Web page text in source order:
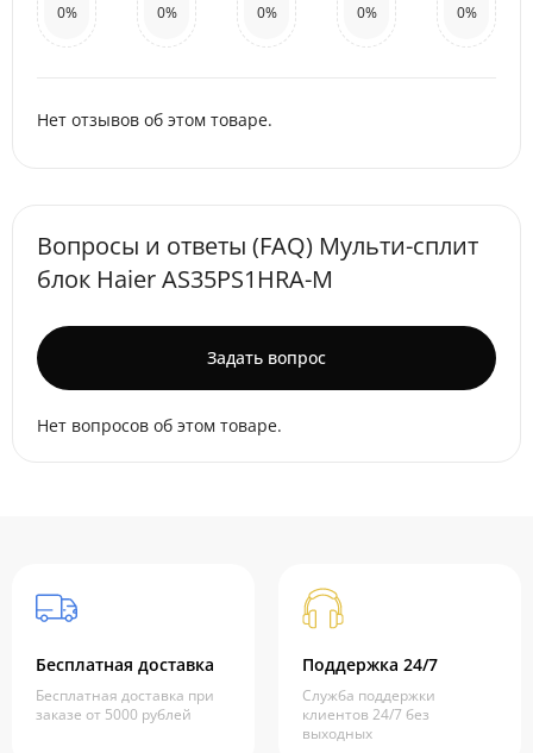
0% 0% 0% 0% 0%
Нет отзывов об этом товаре.
Вопросы и ответы (FAQ) Мульти-сплит
блок Haier AS35PS1HRA-M
Задать вопрос
Нет вопросов об этом товаре.
Бесплатная доставка
Бесплатная доставка при
заказе от 5000 рублей
Поддержка 24/7
Служба поддержки
клиентов 24/7 без
выходных